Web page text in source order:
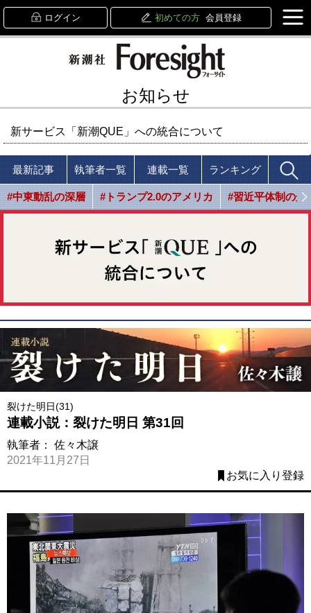
ログイン 初めての方 会員登録
お知らせ
新サービス「新潮QUE」への統合について
最新記事 執筆者一覧 連載一覧 ランキング
#中東動乱の深層 #トランプ2.0のアメリカ #習近平体制の光
裂けた明日(31)
連載小説：裂けた明日 第31回
執筆者： 佐々木譲
2021年11月27日
お気に入り登録